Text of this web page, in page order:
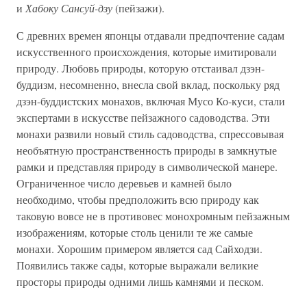
и Хабоку Сансуй-дзу(пейзажи).
С древних времен японцы отдавали предпочтение садам
искусственного происхождения, которые имитировали
природу. Любовь природы, которую отстаивал дзэн-
буддизм, несомненно, внесла свой вклад, поскольку ряд
дзэн-буддистских монахов, включая Мусо Ко-куси, стали
экспертами в искусстве пейзажного садоводства. Эти
монахи развили новый стиль садоводства, спрессовывая
необъятную пространственность природы в замкнутые
рамки и представляя природу в символической манере.
Ограниченное число деревьев и камней было
необходимо, чтобы предположить всю природу как
таковую вовсе не в противовес монохромным пейзажным
изображениям, которые столь ценили те же самые
монахи. Хорошим примером является сад Сайходзи.
Появились также сады, которые выражали великие
просторы природы одними лишь камнями и песком.